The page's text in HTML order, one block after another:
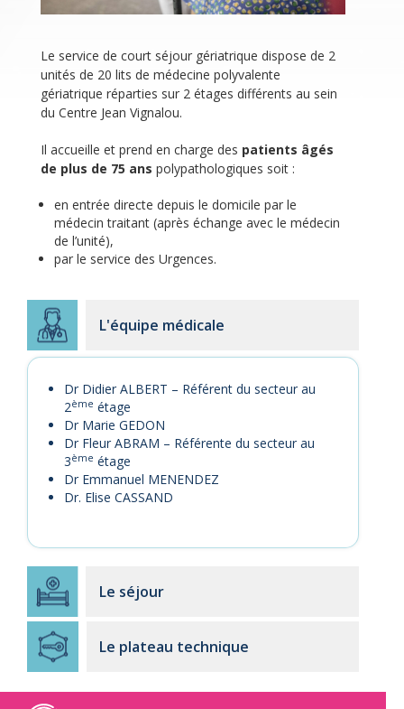
Le service de court séjour gériatrique dispose de 2
unités de 20 lits de médecine polyvalente
gériatrique réparties sur 2 étages différents au sein
du Centre Jean Vignalou.
Il accueille et prend en charge des patients âgés
de plus de 75 ans polypathologiques soit :
en entrée directe depuis le domicile par le
médecin traitant (après échange avec le médecin
de l’unité),
par le service des Urgences.
L'équipe médicale
Dr Didier ALBERT – Référent du secteur au
2ème étage
Dr Marie GEDON
Dr Fleur ABRAM – Référente du secteur au
3ème étage
Dr Emmanuel MENENDEZ
Dr. Elise CASSAND
Le séjour
Le plateau technique